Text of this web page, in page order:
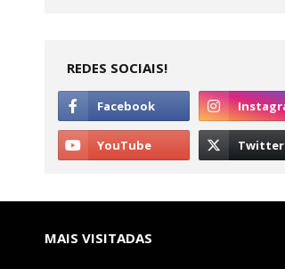
REDES SOCIAIS!
MAIS VISITADAS